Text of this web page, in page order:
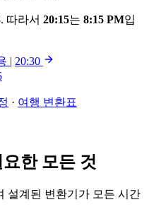
. 따라서 20:15는 8:15 PM입
| 20:30
· 여행 변환표
한 모든 것
설계된 변환기가 모든 시간